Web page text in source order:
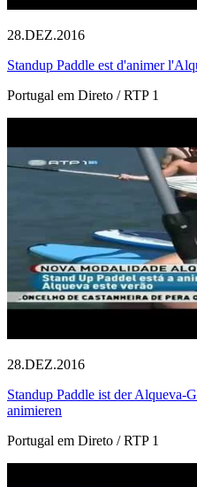
28.DEZ.2016
Standup Paddle est d'animer
Portugal em Direto / RTP 1
28.DEZ.2016
Standup Paddle ist der Alqueva-
animieren
Portugal em Direto / RTP 1